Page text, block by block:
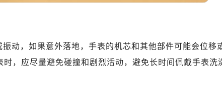
T1写字楼9层907室（需提前预约）
16层1603室（需提前预约）
心办公楼C座22层08室（需提前预约）
动，如果意外落地，手表的机芯和其他部件可能会位移
，应尽量避免碰撞和剧烈活动，避免长时间佩戴手表洗